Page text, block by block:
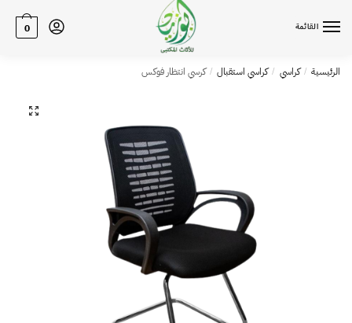
القائمة 0
الرئيسية / كراسي / كراسي استقبال / كرسي انتظار فوكس